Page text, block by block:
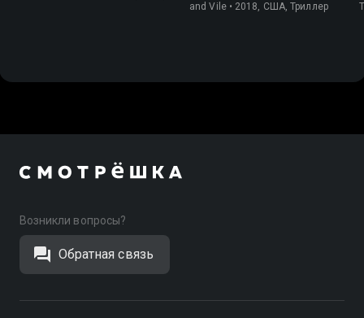
and Vile • 2018, США, Триллер
Возникли вопросы?
Обратная связь